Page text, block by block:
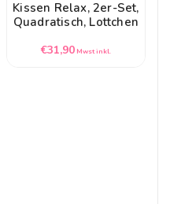
Kissen Relax, 2er-Set,
Quadratisch, Lottchen
Normaler
€31,90 Mwst inkl.